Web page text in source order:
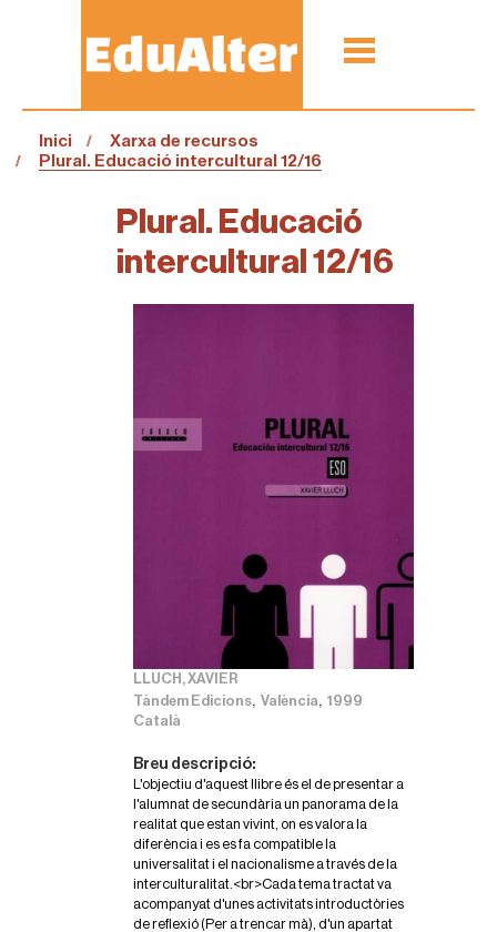
Inici
Xarxa de recursos
Plural. Educació intercultural 12/16
Plural. Educació
intercultural 12/16
LLUCH, XAVIER
Tàndem Edicions, València, 1999
Català
Breu descripció:
L'objectiu d'aquest llibre és el de presentar a
l'alumnat de secundària un panorama de la
realitat que estan vivint, on es valora la
diferència i es es fa compatible la
universalitat i el nacionalisme a través de la
interculturalitat.<br>Cada tema tractat va
acompanyat d'unes activitats introductòries
de reflexió (Per a trencar mà), d'un apartat